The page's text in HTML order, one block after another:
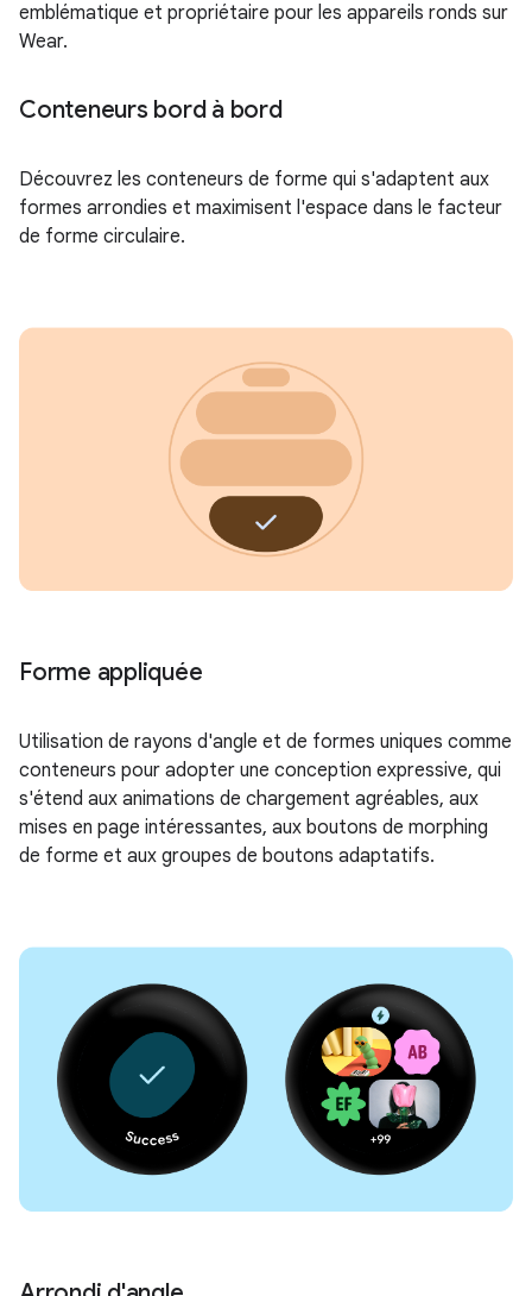
emblématique et propriétaire pour les appareils ronds sur
Wear.
Conteneurs bord à bord
Découvrez les conteneurs de forme qui s'adaptent aux
formes arrondies et maximisent l'espace dans le facteur
de forme circulaire.
Forme appliquée
Utilisation de rayons d'angle et de formes uniques comme
conteneurs pour adopter une conception expressive, qui
s'étend aux animations de chargement agréables, aux
mises en page intéressantes, aux boutons de morphing
de forme et aux groupes de boutons adaptatifs.